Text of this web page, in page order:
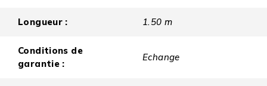
Longueur : 1.50 m
Conditions de
garantie :
Echange